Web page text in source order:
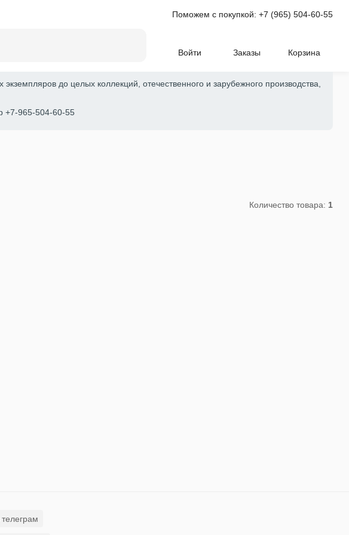
Поможем с покупкой:+7 (965) 504-60-55
Войти Заказы Корзина
до целых коллекций, отечественного и зарубежного производства,
+7-965-504-60-55
Количество товара: 1